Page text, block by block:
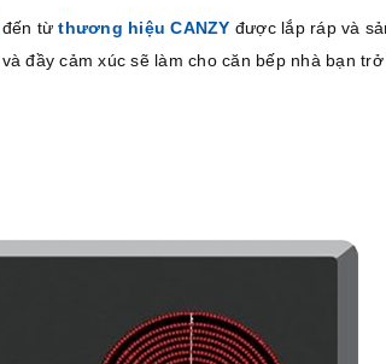
đến từthương hiệu CANZY được lắp ráp và
đầy cảm xúc sẽ làm cho căn bếp nhà bạn trở